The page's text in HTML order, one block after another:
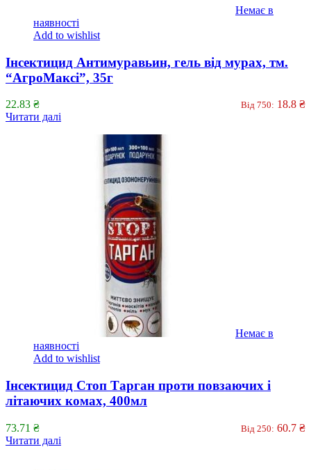
Немає в
наявності
Add to wishlist
Інсектицид Антимуравьин, гель від мурах, тм.
“АгроМаксі”, 35г
22.83 ₴ Від 750: 18.8 ₴
Читати далі
Немає в
наявності
Add to wishlist
Інсектицид Стоп Тарган проти повзаючих і
літаючих комах, 400мл
73.71 ₴ Від 250: 60.7 ₴
Читати далі